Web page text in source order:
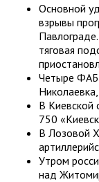
Основной
взрывы
тяговая
Четыре
В Киевской
750
В Лозовой
Утром
над